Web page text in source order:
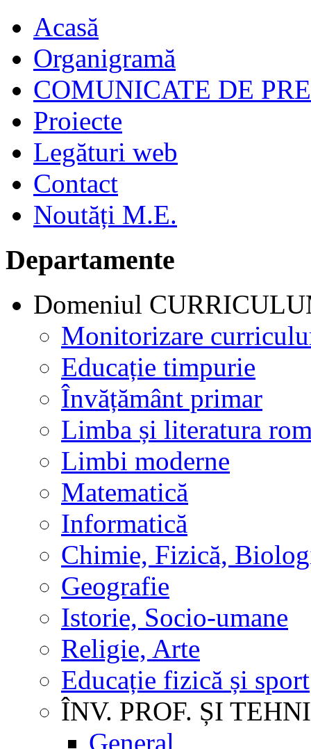
Acasă
Organigramă
COMUNICATE DE
Proiecte
Legături web
Contact
Noutăți M.E.
Departamente
Domeniul
Monitorizare
Educație timpurie
Învățământ primar
Limba și literatura
Limbi moderne
Matematică
Informatică
Chimie, Fizică,
Geografie
Istorie, Socio-umane
Religie, Arte
Educație fizică și sport
ÎNV. PROF. ȘI
General